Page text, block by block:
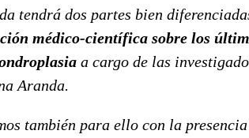
tendrá dos partes bien
médico-científica sobre los
a cargo de las
Aranda.
también para ello con la